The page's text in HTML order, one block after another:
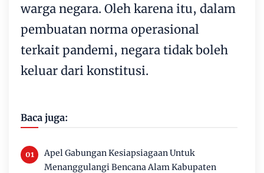
warga negara. Oleh karena itu, dalam
pembuatan norma operasional
terkait pandemi, negara tidak boleh
keluar dari konstitusi.
Baca juga:
Apel Gabungan Kesiapsiagaan Untuk
Menanggulangi Bencana Alam Kabupaten